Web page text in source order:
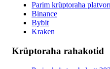
Parim krüptoraha
Binance
Bybit
Kraken
Krüptoraha rahakotid